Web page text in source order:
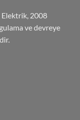
2008
ve devreye